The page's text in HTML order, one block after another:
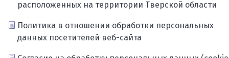
расположенных на территории Тверской области
Политика в отношении обработки персональных
данных посетителей веб-сайта